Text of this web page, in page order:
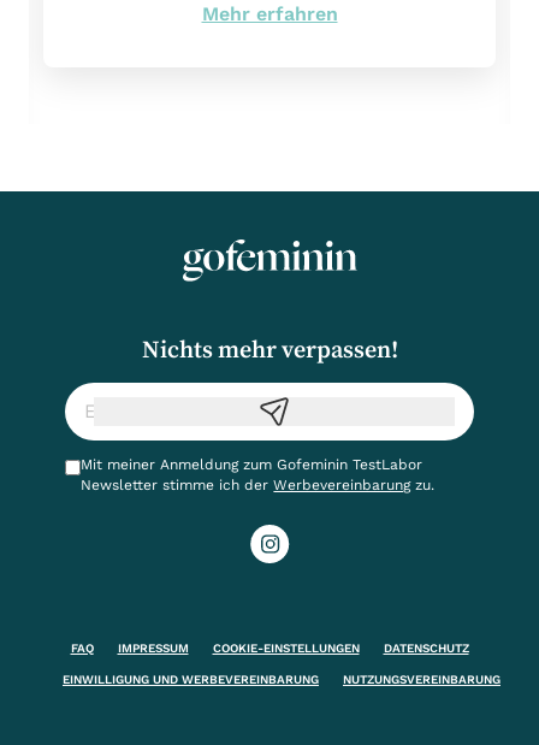
Mehr erfahren
Nichts mehr verpassen!
Mit meiner Anmeldung zum Gofeminin TestLabor
Newsletter stimme ich derWerbevereinbarungzu.
FAQ IMPRESSUM COOKIE-EINSTELLUNGEN DATENSCHUTZ
EINWILLIGUNG UND WERBEVEREINBARUNG NUTZUNGSVEREINBARUNG